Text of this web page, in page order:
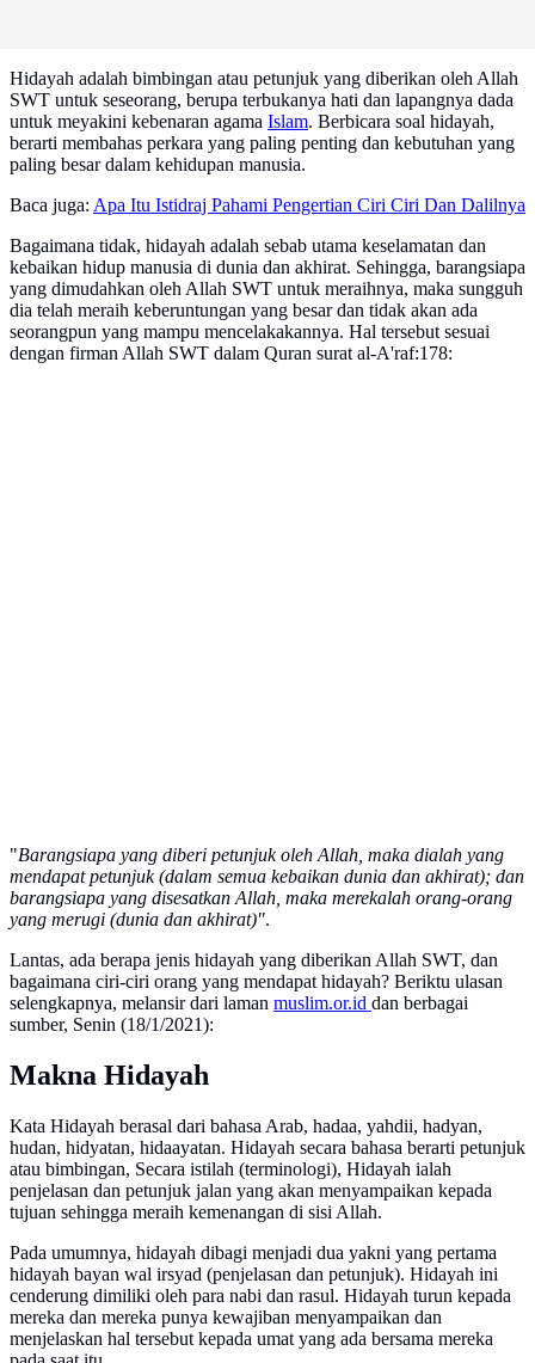
Hidayah adalah bimbingan atau petunjuk yang diberikan oleh Allah
SWT untuk seseorang, berupa terbukanya hati dan lapangnya dada
untuk meyakini kebenaran agama Islam. Berbicara soal hidayah,
berarti membahas perkara yang paling penting dan kebutuhan yang
paling besar dalam kehidupan manusia.
Baca juga: Apa Itu Istidraj Pahami Pengertian Ciri Ciri Dan Dalilnya
Bagaimana tidak, hidayah adalah sebab utama keselamatan dan
kebaikan hidup manusia di dunia dan akhirat. Sehingga, barangsiapa
yang dimudahkan oleh Allah SWT untuk meraihnya, maka sungguh
dia telah meraih keberuntungan yang besar dan tidak akan ada
seorangpun yang mampu mencelakakannya. Hal tersebut sesuai
dengan firman Allah SWT dalam Quran surat al-A'raf:178:
"Barangsiapa yang diberi petunjuk oleh Allah, maka dialah yang
mendapat petunjuk (dalam semua kebaikan dunia dan akhirat); dan
barangsiapa yang disesatkan Allah, maka merekalah orang-orang
yang merugi (dunia dan akhirat)".
Lantas, ada berapa jenis hidayah yang diberikan Allah SWT, dan
bagaimana ciri-ciri orang yang mendapat hidayah? Beriktu ulasan
selengkapnya, melansir dari laman muslim.or.id dan berbagai
sumber, Senin (18/1/2021):
Makna Hidayah
Kata Hidayah berasal dari bahasa Arab, hadaa, yahdii, hadyan,
hudan, hidyatan, hidaayatan. Hidayah secara bahasa berarti petunjuk
atau bimbingan, Secara istilah (terminologi), Hidayah ialah
penjelasan dan petunjuk jalan yang akan menyampaikan kepada
tujuan sehingga meraih kemenangan di sisi Allah.
Pada umumnya, hidayah dibagi menjadi dua yakni yang pertama
hidayah bayan wal irsyad (penjelasan dan petunjuk). Hidayah ini
cenderung dimiliki oleh para nabi dan rasul. Hidayah turun kepada
mereka dan mereka punya kewajiban menyampaikan dan
menjelaskan hal tersebut kepada umat yang ada bersama mereka